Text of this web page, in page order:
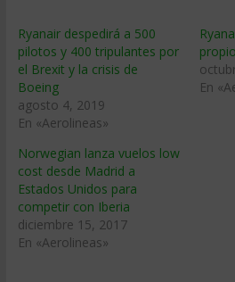
Ryanair despedirá a 500
pilotos y 400 tripulantes por
el Brexit y la crisis de
Boeing
agosto 4, 2019
En «Aerolineas»
En
Norwegian lanza vuelos low
cost desde Madrid a
Estados Unidos para
competir con Iberia
diciembre 15, 2017
En «Aerolineas»